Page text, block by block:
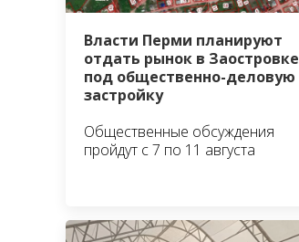
Власти Перми планируют
отдать рынок в Заостровке
под общественно-деловую
застройку
Общественные обсуждения
пройдут с 7 по 11 августа